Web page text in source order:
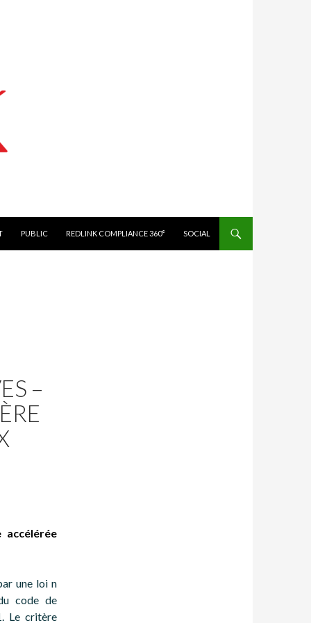
PUBLIC REDLINK COMPLIANCE 360° SOCIAL
–
accélérée
une loi n
code de
Le critère